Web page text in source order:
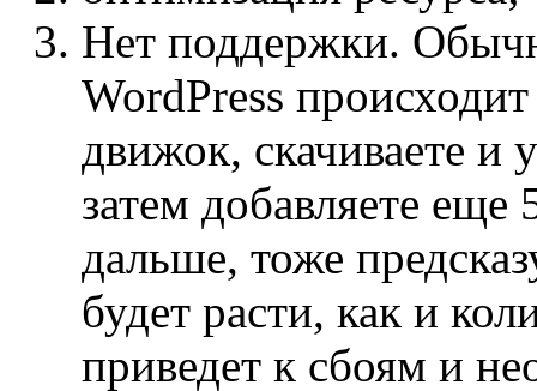
Нет поддержки.
WordPress
движок, скачиваете и
затем добавляете еще
дальше, тоже
будет расти, как и
приведет к сбоям и